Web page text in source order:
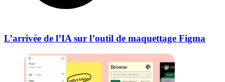
L’arrivée de l’IA sur l’outil de maquettage Figma